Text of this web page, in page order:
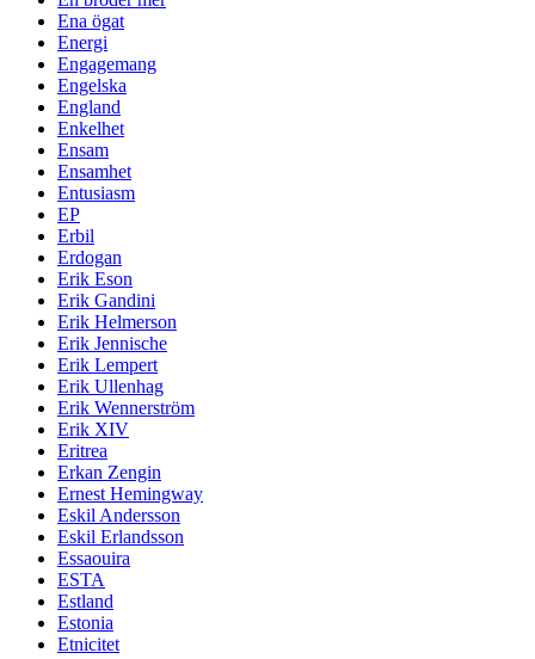
Ena ögat
Energi
Engagemang
Engelska
England
Enkelhet
Ensam
Ensamhet
Entusiasm
EP
Erbil
Erdogan
Erik Eson
Erik Gandini
Erik Helmerson
Erik Jennische
Erik Lempert
Erik Ullenhag
Erik Wennerström
Erik XIV
Eritrea
Erkan Zengin
Ernest Hemingway
Eskil Andersson
Eskil Erlandsson
Essaouira
ESTA
Estland
Estonia
Etnicitet